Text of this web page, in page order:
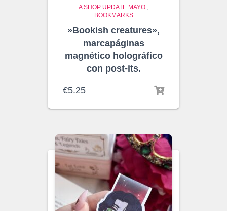
A SHOP UPDATE MAYO ,
BOOKMARKS
»Bookish creatures»,
marcapáginas
magnético holográfico
con post-its.
€5.25